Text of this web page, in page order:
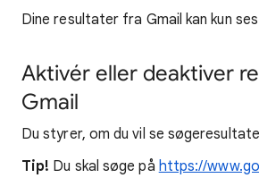
Dine resultater fra Gmail kan kun
Aktivér eller deaktiver
Gmail
Du styrer, om du vil se
Tip! Du skal søge på https://